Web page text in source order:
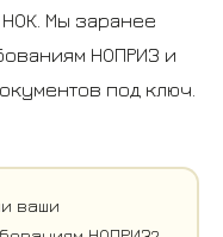
Мы заранее
НОПРИЗ и
под ключ.
ваши